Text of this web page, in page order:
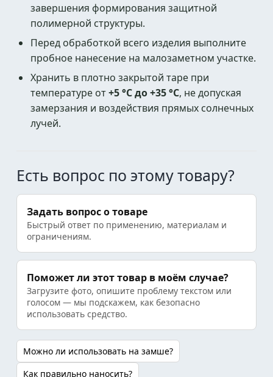
завершения формирования защитной
полимерной структуры.
Перед обработкой всего изделия выполните
пробное нанесение на малозаметном участке.
Хранить в плотно закрытой таре при
температуре от+5 °C до +35 °C, не допуская
замерзания и воздействия прямых солнечных
лучей.
Есть вопрос по этому товару?
Задать вопрос о товаре
Быстрый ответ по применению, материалам и
ограничениям.
Поможет ли этот товар в моём случае?
Загрузите фото, опишите проблему текстом или
голосом — мы подскажем, как безопасно
использовать средство.
Можно ли использовать на замше?
Как правильно наносить?